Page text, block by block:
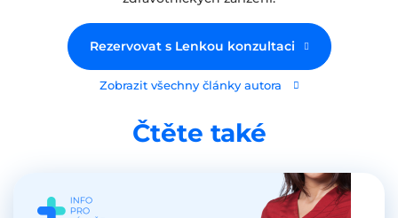
Rezervovat s Lenkou konzultaci
Zobrazit všechny články autora
Čtěte také